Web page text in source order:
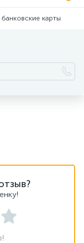
карты